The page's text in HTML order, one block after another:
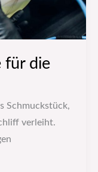
für die
Schmuckstück,
verleiht.